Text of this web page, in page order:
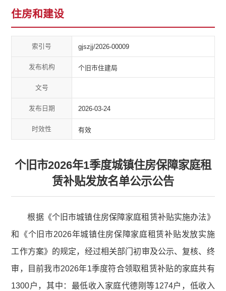
住房和建设
索引号 gjszjj/2026-00009
发布机构 个旧市住建局
文号
发布日期 2026-03-24
时效性 有效
个旧市2026年1季度城镇住房保障家庭租
赁补贴发放名单公示公告
根据《个旧市城镇住房保障家庭租赁补贴实施办法》
和《个旧市2026年城镇住房保障家庭租赁补贴发放实施
工作方案》的规定，经过相关部门初审及公示、复核、终
审，目前我市2026年1季度符合领取租赁补贴的家庭共有
1300户，其中：最低收入家庭代德刚等1274户，低收入